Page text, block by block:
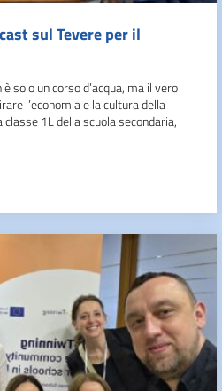
sul Tevere per il
solo un corso d’acqua, ma il vero
l’economia e la cultura della
1L della scuola secondaria,